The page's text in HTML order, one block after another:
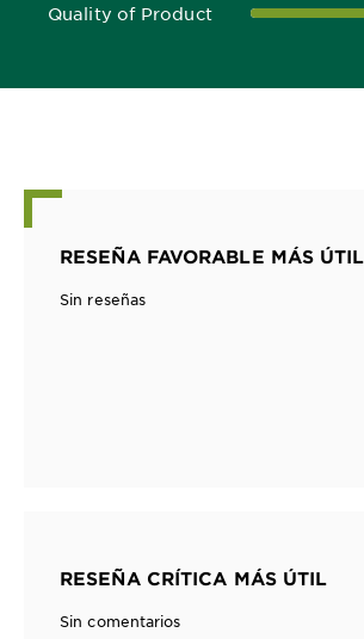
Quality of Product
5,0 out of 5 stars
RESEÑA FAVORABLE MÁS ÚTIL
Sin reseñas
RESEÑA CRÍTICA MÁS ÚTIL
Sin comentarios